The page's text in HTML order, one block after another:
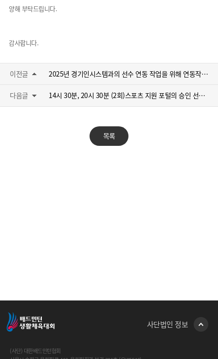
양해 부탁드립니다.
감사합니다.
이전글 2025년 경기인시스템과의 선수 연동 작업을 위해 연동작업이 잠시 중단됩니다.
다음글 14시 30분, 20시 30분 (2회)스포츠 지원 포털의 승인 선수 데이터를 수신합니다.
목록
사단법인 정보
(사단) 대한배드민턴협회